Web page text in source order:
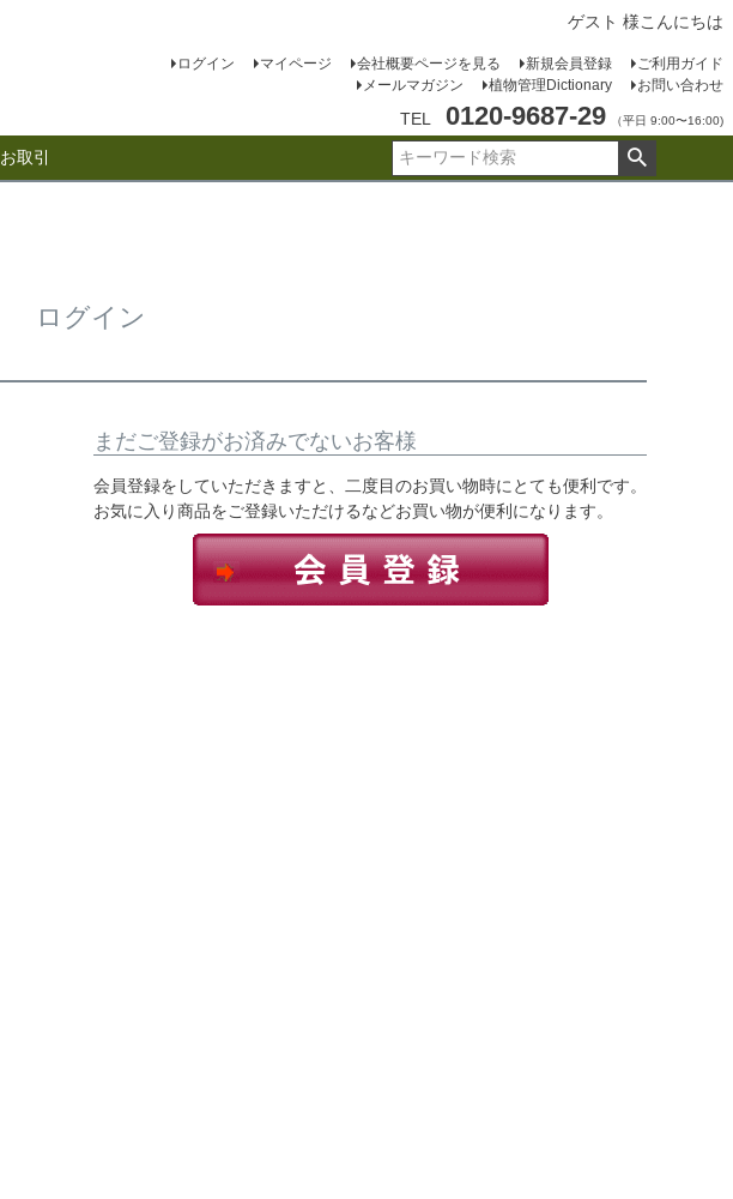
ゲスト 様こんにちは
ログイン マイページ 会社概要ページを見る 新規会員登録
ご利用ガイド
メールマガジン
植物管理Dictionary お問い合わせ
TEL 0120-9687-29 （平日 9:00〜16:00)
取引
検索
ログイン
まだご登録がお済みでないお客様
会員登録をしていただきますと、二度目のお買い物時にとても便利です。
お気に入り商品をご登録いただけるなどお買い物が便利になります。